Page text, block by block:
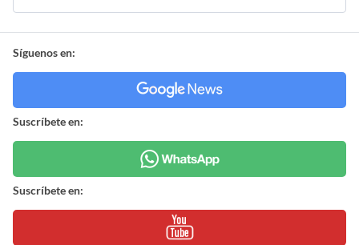
Síguenos en:
Suscríbete en:
Suscríbete en: